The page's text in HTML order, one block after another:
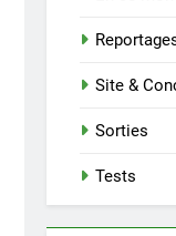
Site &
Sorties
Tests